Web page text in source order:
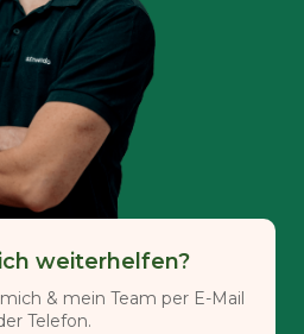
weiterhelfen?
& mein Team per E-Mail
Telefon.